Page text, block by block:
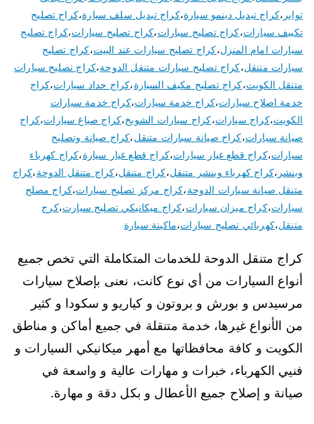
تواير ،كراج تبديل دينمو سيارة،كراج تبديل سلف سيارة،كراج تصليح
تكييف سيارات،كراج تصليح سبارات،كراج تصليح سيارات،كراج تصليح
سيارات امام المنزل،كراج تصليح سيارات عند البيت،كراج تصليح
سيارات متنقل،كراج تصليح سيارات متنقل الدوحة،كراج تصليح سيارات
متنقل الكويت،كراج تصليح مكيف السيارة،كراج حداد سيارات،كراج
خدمة اصلاح سيارات،كراج خدمة سيارات،كراج خدمة سيارات
الكويت،كراج سيارات،كراج سيارات الشويخ،كراج صباغ سيارات،كراج
صيانة سيارات،كراج صيانة سيارات متنقل،كراج صيانة وتصليح
سيارات،كراج قطع غيار سيارات،كراج قطع غيار سيارة،كراج كهرباء
وبنشر ،كراج كهرباء وبنشر متنقل،كراج متنقل،كراج متنقل الدوحة،كراج
متنقل صيانة سيارات الدوحة،كراج مركز تصليح سيارات،كراج مصلح
سيارات،كراج ميزان سيارات،كراج ميكانيكي تصليح سيارت،كرج
متنقل،كهربائي تصليح سيارات،ماكينة سيارة
كراج متنقل الدوحة للخدمات المتكاملة التي تخص جميع
أنواع السيارات من أي نوع كانت، نعنى بإصلاح سيارات
مرسيدس و بورش و بروتون و كياريو و سكودا و كثير
من الأنواع غيرها، خدمة متنقلة في جميع أماكن و مناطق
الكويت و كافة محافظاتها مع أمهر ميكانيكي السيارات و
فنيي الكهرباء، خبرات و مهارات عالية و واسعة في
صيانة و إصلاح جميع الأعطال و بكل دقة و مهارة.